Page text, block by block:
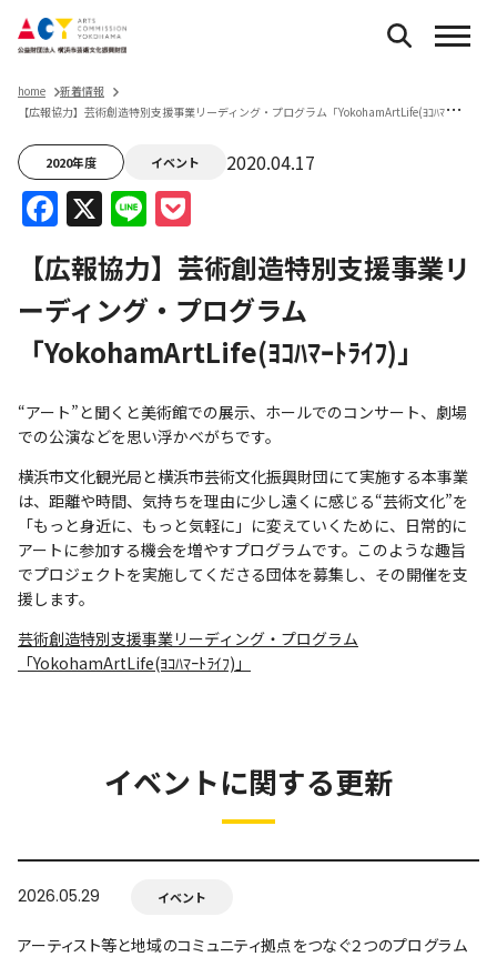
home 新着情報
【
広報協力】芸術創造特別支援事業リーディング・プログラム「YokohamArtLife(ﾖｺﾊﾏｰﾄﾗｲﾌ)」
2020年度 イベント 2020.04.17
Facebook
X Line
【広報協力】芸術創造特別支援事業リ
ーディング・プログラム
「YokohamArtLife(ﾖｺﾊﾏｰﾄﾗｲﾌ)」
“アート”と聞くと美術館での展示、ホールでのコンサート、劇場
での公演などを思い浮かべがちです。
横浜市文化観光局と横浜市芸術文化振興財団にて実施する本事業
は、距離や時間、気持ちを理由に少し遠くに感じる“芸術文化”を
「もっと身近に、もっと気軽に」に変えていくために、日常的に
アートに参加する機会を増やすプログラムです。このような趣旨
でプロジェクトを実施してくださる団体を募集し、その開催を支
援します。
芸術創造特別支援事業リーディング・プログラム
「YokohamArtLife(ﾖｺﾊﾏｰﾄﾗｲﾌ)」
イベントに関する更新
2026.05.29 イベント
アーティスト等と地域のコミュニティ拠点をつなぐ２つのプログラム